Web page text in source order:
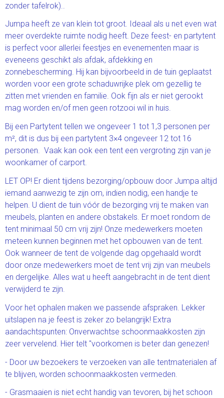
zonder tafelrok)..
Jumpa heeft ze van klein tot groot. Ideaal als u net even wat
meer overdekte ruimte nodig heeft. Deze feest- en partytent
is perfect voor allerlei feestjes en evenementen maar is
eveneens geschikt als afdak, afdekking en
zonnebescherming. Hij kan bijvoorbeeld in de tuin geplaatst
worden voor een grote schaduwrijke plek om gezellig te
zitten met vrienden en familie. Ook fijn als er niet gerookt
mag worden en/of men geen rotzooi wil in huis.
Bij een Partytent tellen we ongeveer 1 tot 1,3 personen per
m², dit is dus bij een partytent 3×4 ongeveer 12 tot 16
personen. Vaak kan ook een tent een vergroting zijn van je
woonkamer of carport.
LET OP! Er dient tijdens bezorging/opbouw door Jumpa altijd
iemand aanwezig te zijn om, indien nodig, een handje te
helpen. U dient de tuin vóór de bezorging vrij te maken van
meubels, planten en andere obstakels. Er moet rondom de
tent minimaal 50 cm vrij zijn! Onze medewerkers moeten
meteen kunnen beginnen met het opbouwen van de tent.
Ook wanneer de tent de volgende dag opgehaald wordt
door onze medewerkers moet de tent vrij zijn van meubels
en dergelijke. Alles wat u heeft aangebracht in de tent dient
verwijderd te zijn.
Voor het ophalen maken we passende afspraken. Lekker
uitslapen na je feest is zeker zo belangrijk! Extra
aandachtspunten: Onverwachtse schoonmaakkosten zijn
zeer vervelend. Hier telt "voorkomen is beter dan genezen!
- Door uw bezoekers te verzoeken van alle tentmaterialen af
te blijven, worden schoonmaakkosten vermeden.
- Grasmaaien is niet echt handig van tevoren, bij het schoon